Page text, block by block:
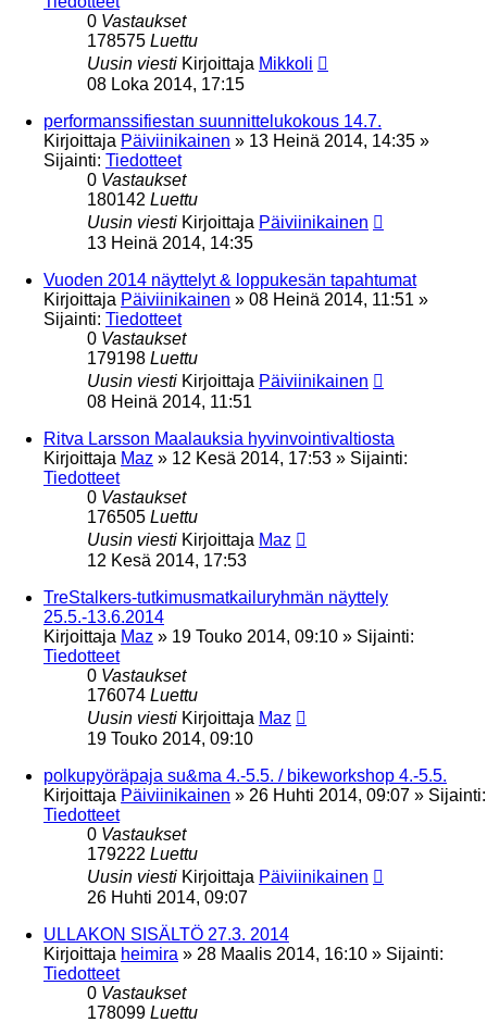
0 Vastaukset
178575 Luettu
Uusin viesti Kirjoittaja Mikkoli
08 Loka 2014, 17:15
performanssifiestan suunnittelukokous 14.7.
Kirjoittaja Päiviinikainen » 13 Heinä 2014, 14:35 »
Sijainti: Tiedotteet
0 Vastaukset
180142 Luettu
Uusin viesti Kirjoittaja Päiviinikainen
13 Heinä 2014, 14:35
Vuoden 2014 näyttelyt & loppukesän tapahtumat
Kirjoittaja Päiviinikainen » 08 Heinä 2014, 11:51 »
Sijainti: Tiedotteet
0 Vastaukset
179198 Luettu
Uusin viesti Kirjoittaja Päiviinikainen
08 Heinä 2014, 11:51
Ritva Larsson Maalauksia hyvinvointivaltiosta
Kirjoittaja Maz » 12 Kesä 2014, 17:53 » Sijainti:
Tiedotteet
0 Vastaukset
176505 Luettu
Uusin viesti Kirjoittaja Maz
12 Kesä 2014, 17:53
TreStalkers-tutkimusmatkailuryhmän näyttely
25.5.-13.6.2014
Kirjoittaja Maz » 19 Touko 2014, 09:10 » Sijainti:
Tiedotteet
0 Vastaukset
176074 Luettu
Uusin viesti Kirjoittaja Maz
19 Touko 2014, 09:10
polkupyöräpaja su&ma 4.-5.5. / bikeworkshop 4.-5.5.
Kirjoittaja Päiviinikainen » 26 Huhti 2014, 09:07 » Sijainti:
Tiedotteet
0 Vastaukset
179222 Luettu
Uusin viesti Kirjoittaja Päiviinikainen
26 Huhti 2014, 09:07
ULLAKON SISÄLTÖ 27.3. 2014
Kirjoittaja heimira » 28 Maalis 2014, 16:10 » Sijainti:
Tiedotteet
0 Vastaukset
178099 Luettu